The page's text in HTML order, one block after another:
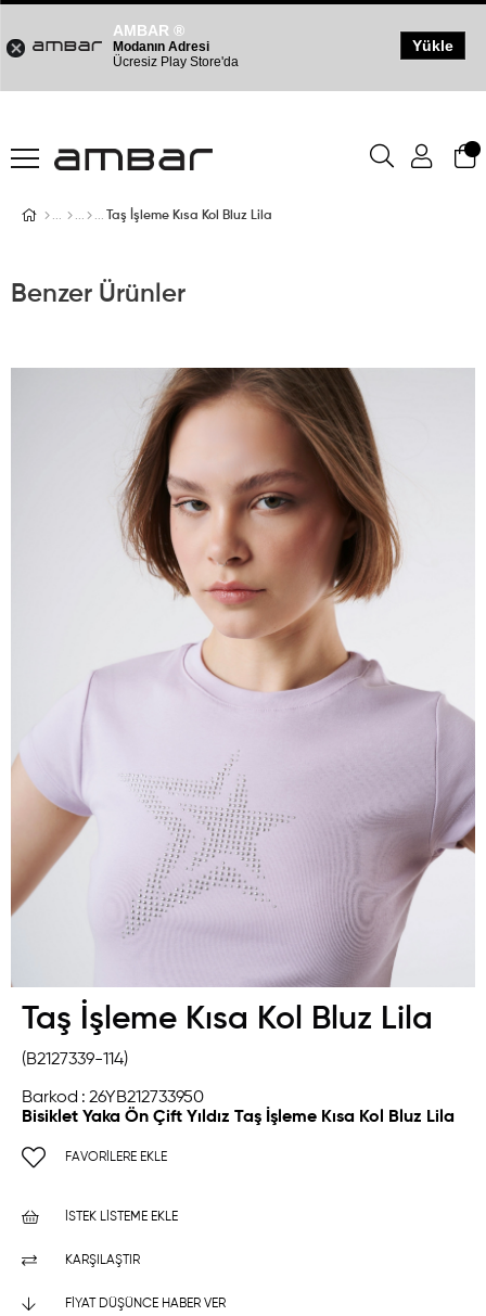
Taş İşleme Kısa Kol Bluz Lila
Benzer Ürünler
Taş İşleme Kısa Kol Bluz Lila
(B2127339-114)
Barkod : 26YB212733950
Bisiklet Yaka Ön Çift Yıldız Taş İşleme Kısa Kol Bluz Lila
FAVORILERE EKLE
İSTEK LISTEME EKLE
KARŞILAŞTIR
FIYAT DÜŞÜNCE HABER VER
AMBAR ®
Modanın Adresi
Ücresiz Play Store'da
Yükle